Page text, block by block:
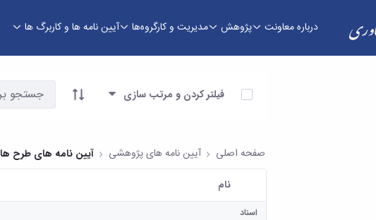
درباره معاونت پژوهش مدیریت و کارگروه‌ها آیین نامه ها و کاربرگ ها
و فناوری
آیتم ها را انتخاب کنید
فیلتر کردن و مرتب سازی
صفحه اصلی آیین نامه های پژوهشی آیین نامه های طرح ها
کاربر انتخاب شده
نام
اسناد